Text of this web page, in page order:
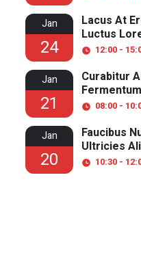
Jan
24
Lacus At
Luctus
Aliquet
12:00 -
Jan
21
Curabitur
Senectus
08:00 -
Jan
20
Faucibus
Ultricies
10:30 -